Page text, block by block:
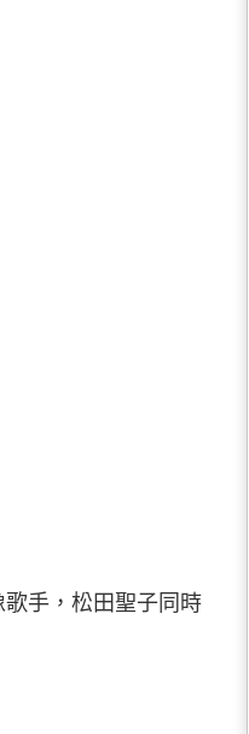
歌手，松田聖子同時